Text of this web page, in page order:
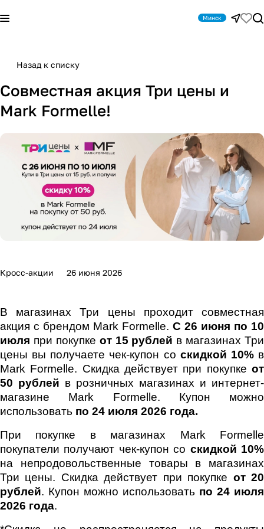
Минск
Назад к списку
Совместная акция Три цены и
Mark Formelle!
Кросс-акции 26 июня 2026
В магазинах Три цены проходит совместная
акция с брендом Mark Formelle. С 26 июня по 10
июля при покупке от 15 рублей в магазинах Три
цены вы получаете чек-купон со скидкой 10%в
Mark Formelle. Скидка действует при покупке от
50 рублей в розничных магазинах и интернет-
магазине Mark Formelle. Купон можно
использовать по 24 июля 2026 года.
При покупке в магазинах Mark Formelle
покупатели получают чек-купон со скидкой 10%
на непродовольственные товары в магазинах
Три цены. Скидка действует при покупке от 20
рублей. Купон можно использовать по 24 июля
2026 года.